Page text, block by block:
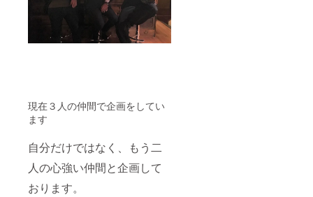
現在３人の仲間で企画をしてい
ます
自分だけではなく、もう二
人の心強い仲間と企画して
おります。